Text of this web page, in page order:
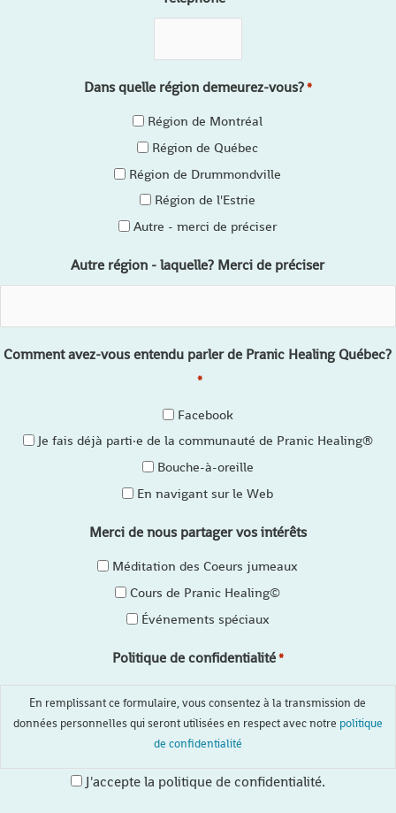
Dans quelle région demeurez-vous?*
Région de Montréal
Région de Québec
Région de Drummondville
Région de l'Estrie
Autre - merci de préciser
Autre région - laquelle? Merci de préciser
Comment avez-vous entendu parler de Pranic Healing Québec?
*
Facebook
Je fais déjà parti·e de la communauté de Pranic Healing®
Bouche-à-oreille
En navigant sur le Web
Merci de nous partager vos intérêts
Méditation des Coeurs jumeaux
Cours de Pranic Healing©
Événements spéciaux
Politique de confidentialité*
En remplissant ce formulaire, vous consentez à la transmission de
données personnelles qui seront utilisées en respect avec notre politique
de confidentialité
J'accepte la politique de confidentialité.